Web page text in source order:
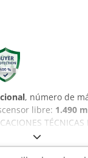
, número de
libre: 1.490
Tríplex Voltaje de
en el soporte de